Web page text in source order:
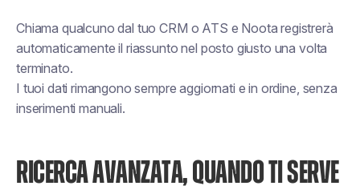
Chiama qualcuno dal tuo CRM o ATS e Noota registrerà
automaticamente il riassunto nel posto giusto una volta
terminato.
I tuoi dati rimangono sempre aggiornati e in ordine, senza
inserimenti manuali.
RICERCA AVANZATA, QUANDO TI SERVE